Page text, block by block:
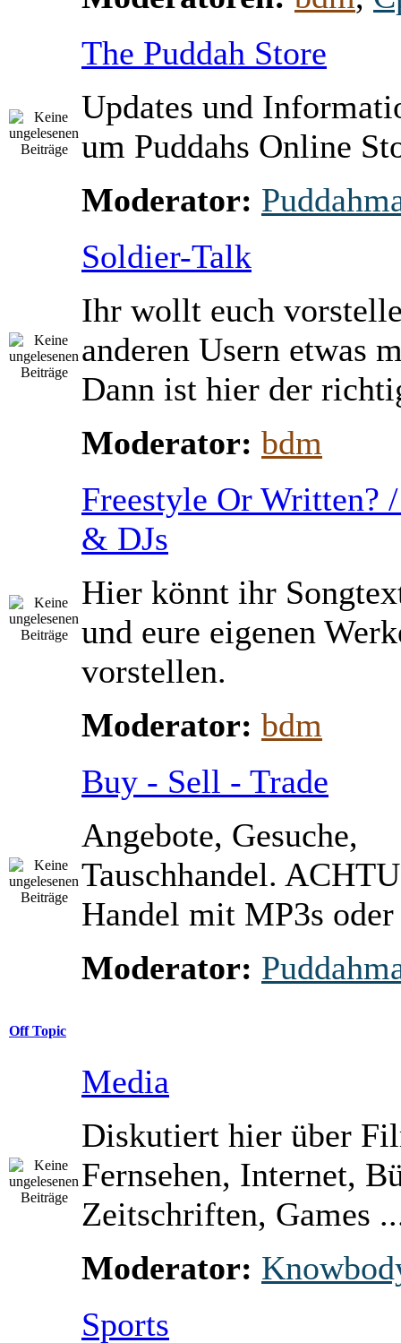
The Puddah Store
Updates und
um Puddahs Online
Moderator:
Soldier-Talk
Ihr wollt euch
anderen Usern etwas
Dann ist hier der
Moderator: bdm
Freestyle Or Written?
& DJs
Hier könnt ihr
und eure eigenen
vorstellen.
Moderator: bdm
Buy - Sell - Trade
Angebote, Gesuche,
Tauschhandel.
Handel mit MP3s
Moderator:
Off Topic
Media
Diskutiert hier über
Fernsehen, Internet,
Zeitschriften, Games
Moderator:
Sports